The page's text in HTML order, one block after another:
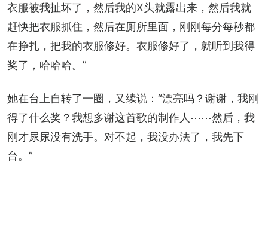
衣服被我扯坏了，然后我的X头就露出来，然后我就
赶快把衣服抓住，然后在厕所里面，刚刚每分每秒都
在挣扎，把我的衣服修好。衣服修好了，就听到我得
奖了，哈哈哈。”
她在台上自转了一圈，又续说：“漂亮吗？谢谢，我刚
得了什么奖？我想多谢这首歌的制作人⋯⋯然后，我
刚才尿尿没有洗手。对不起，我没办法了，我先下
台。”